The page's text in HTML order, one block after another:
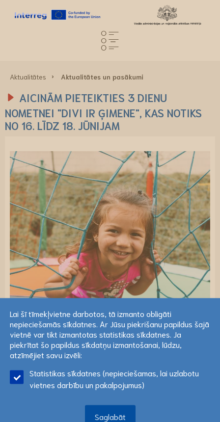
Lai šī tīmekļvietne darbotos, tā izmanto obligāti
nepieciešamās sīkdatnes. Ar Jūsu piekrišanu papildus šajā
vietnē var tikt izmantotas statistikas sīkdatnes. Ja
atzīmējiet savu izvēli:Lasīt vairāk
Saglabāt
Aktualitātes Aktualitātes un pasākumi
AICINĀM PIETEIKTIES 3 DIENU
NOMETNEI "DIVI IR ĢIMENE", KAS NOTIKS
NO 16. LĪDZ 18. JŪNIJAM
Latvijas-Lietuvas pārrobežu sadarbības programmas
projekta "HOME" ietvaros tiek piedāvāta pilnībā
atmaksāta 3 dienu nometne “Two is family” (“Divi ir
ģimene”) vecākiem ar bērniem, kuri savus bērnus
audzina vieni. Aicinām izmantot šo iespēju un
Lai šī tīmekļvietne darbotos, tā izmanto obligāti
nepieciešamās sīkdatnes. Ar Jūsu piekrišanu papildus šajā
vietnē var tikt izmantotas statistikas sīkdatnes. Ja
piekrītat šo papildus sīkdatņu izmantošanai, lūdzu,
atzīmējiet savu izvēli:
Statistikas sīkdatnes (nepieciešamas, lai uzlabotu
vietnes darbību un pakalpojumus)
Saglabāt